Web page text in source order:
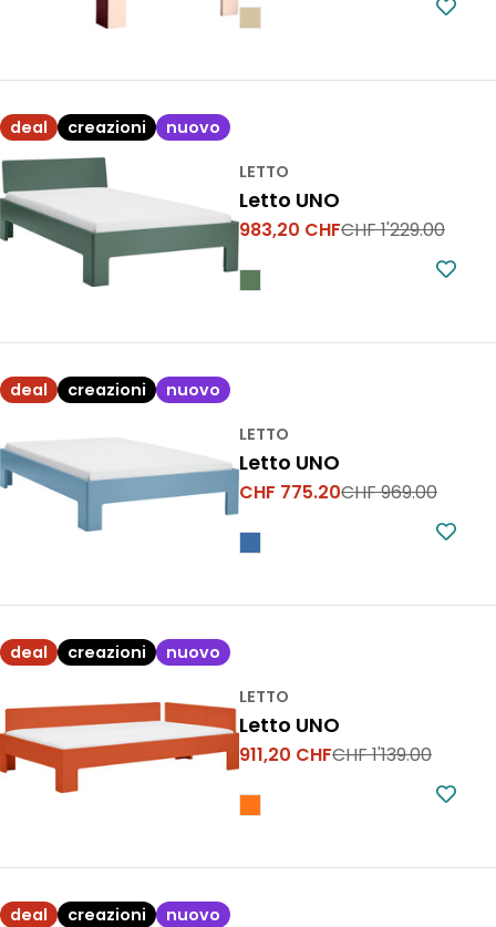
vendita
deal creazioni nuovo
LETTO
Letto UNO
Prezzo
vendita
983,20 CHF
Prezzo
CHF 1'229.00
deal creazioni nuovo
LETTO
Letto UNO
Prezzo
vendita
CHF 775.20
Prezzo
CHF 969.00
deal creazioni nuovo
LETTO
Letto UNO
Prezzo
vendita
911,20 CHF
Prezzo
CHF 1'139.00
deal creazioni nuovo